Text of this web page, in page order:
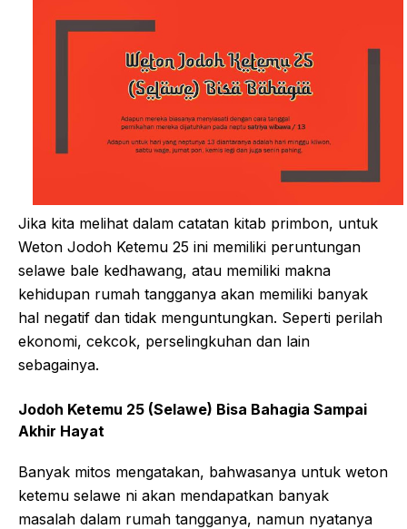
Jika kita melihat dalam catatan kitab primbon, untuk
Weton Jodoh Ketemu 25 ini memiliki peruntungan
selawe bale kedhawang, atau memiliki makna
kehidupan rumah tangganya akan memiliki banyak
hal negatif dan tidak menguntungkan. Seperti perilah
ekonomi, cekcok, perselingkuhan dan lain
sebagainya.
Jodoh Ketemu 25 (Selawe) Bisa Bahagia Sampai
Akhir Hayat
Banyak mitos mengatakan, bahwasanya untuk weton
ketemu selawe ni akan mendapatkan banyak
masalah dalam rumah tangganya, namun nyatanya